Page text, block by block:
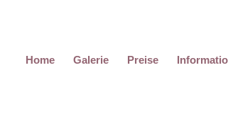
Home Galerie Preise